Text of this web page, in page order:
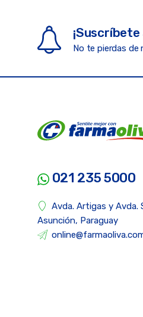
No te pierdas
021 235 5000
Avda. Artigas y Avda.
Asunción, Paraguay